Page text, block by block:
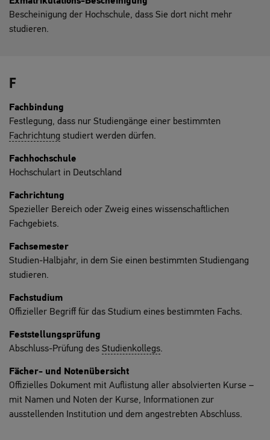
Bescheinigung der Hochschule, dass Sie dort nicht mehr
studieren.
F
Fachbindung
Festlegung, dass nur Studiengänge einer bestimmten
Fachrichtung studiert werden dürfen.
Fachhochschule
Hochschulart in Deutschland
Fachrichtung
Spezieller Bereich oder Zweig eines wissenschaftlichen
Fachgebiets.
Fachsemester
Studien-Halbjahr, in dem Sie einen bestimmten Studiengang
studieren.
Fachstudium
Offizieller Begriff für das Studium eines bestimmten Fachs.
Feststellungsprüfung
Abschluss-Prüfung des Studienkollegs.
Fächer- und Notenübersicht
Offizielles Dokument mit Auflistung aller absolvierten Kurse –
mit Namen und Noten der Kurse, Informationen zur
ausstellenden Institution und dem angestrebten Abschluss.